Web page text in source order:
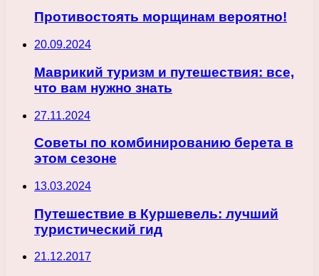
Противостоять морщинам вероятно!
20.09.2024
Маврикий туризм и путешествия: все,
что вам нужно знать
27.11.2024
Советы по комбинированию берета в
этом сезоне
13.03.2024
Путешествие в Куршевель: лучший
туристический гид
21.12.2017